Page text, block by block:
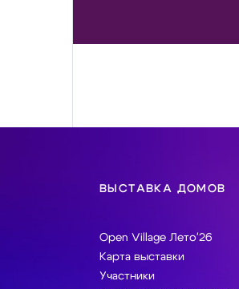
ВЫСТАВКА ДОМОВ
Open Village Лето'26
Карта выставки
Участники